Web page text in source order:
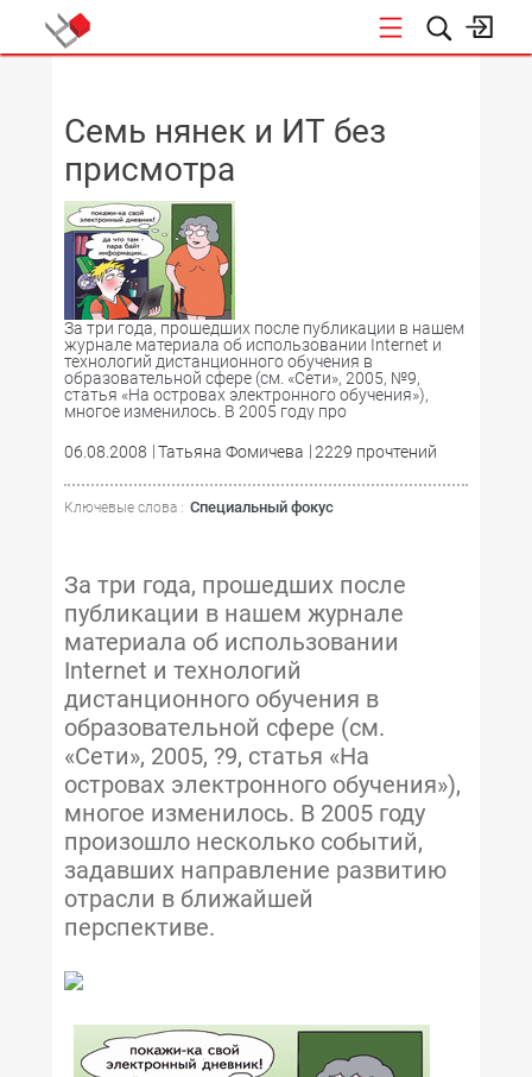
Семь нянек и ИТ без
присмотра
За три года, прошедших после публикации в нашем
журнале материала об использовании Internet и
технологий дистанционного обучения в
образовательной сфере (см. «Сети», 2005, №9,
статья «На островах электронного обучения»),
многое изменилось. В 2005 году про
06.08.2008 Татьяна Фомичева 2229 прочтений
Ключевые слова : Специальный фокус
За три года, прошедших после
публикации в нашем журнале
материала об использовании
Internet и технологий
дистанционного обучения в
образовательной сфере (см.
«Сети», 2005, ?9, статья «На
островах электронного обучения»),
многое изменилось. В 2005 году
произошло несколько событий,
задавших направление развитию
отрасли в ближайшей
перспективе.